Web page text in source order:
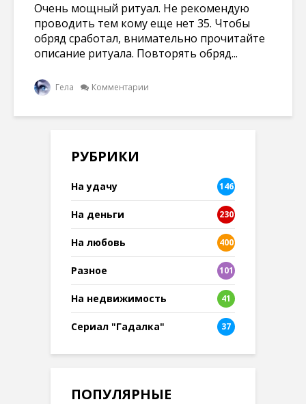
Очень мощный ритуал. Не рекомендую
проводить тем кому еще нет 35. Чтобы
обряд сработал, внимательно прочитайте
описание ритуала. Повторять обряд...
Гела Комментарии
РУБРИКИ
На удачу 146
На деньги 230
На любовь 400
Разное
101
8
На недвижимость 41
Сериал "Гадалка" 37
ПОПУЛЯРНЫЕ